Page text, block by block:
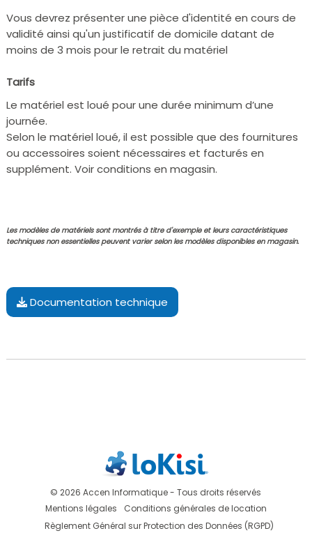
Vous devrez présenter une pièce d'identité en cours de
validité ainsi qu'un justificatif de domicile datant de
moins de 3 mois pour le retrait du matériel
Tarifs
Le matériel est loué pour une durée minimum d’une
journée.
Selon le matériel loué, il est possible que des fournitures
ou accessoires soient nécessaires et facturés en
supplément. Voir conditions en magasin.
Les modèles de matériels sont montrés à titre d'exemple et leurs caractéristiques
techniques non essentielles peuvent varier selon les modèles disponibles en magasin.
Documentation technique
© 2026 Accen Informatique - Tous droits réservés
Mentions légales
Conditions générales de location
Règlement Général sur Protection des Données (RGPD)